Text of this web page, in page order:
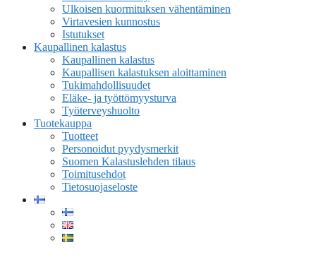
Ulkoisen kuormituksen vähentäminen
Virtavesien kunnostus
Istutukset
Kaupallinen kalastus
Kaupallinen kalastus
Kaupallisen kalastuksen aloittaminen
Tukimahdollisuudet
Eläke- ja työttömyysturva
Työterveyshuolto
Tuotekauppa
Tuotteet
Personoidut pyydysmerkit
Suomen Kalastuslehden tilaus
Toimitusehdot
Tietosuojaseloste